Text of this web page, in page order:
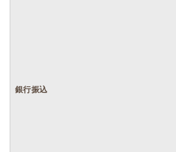
銀行振込